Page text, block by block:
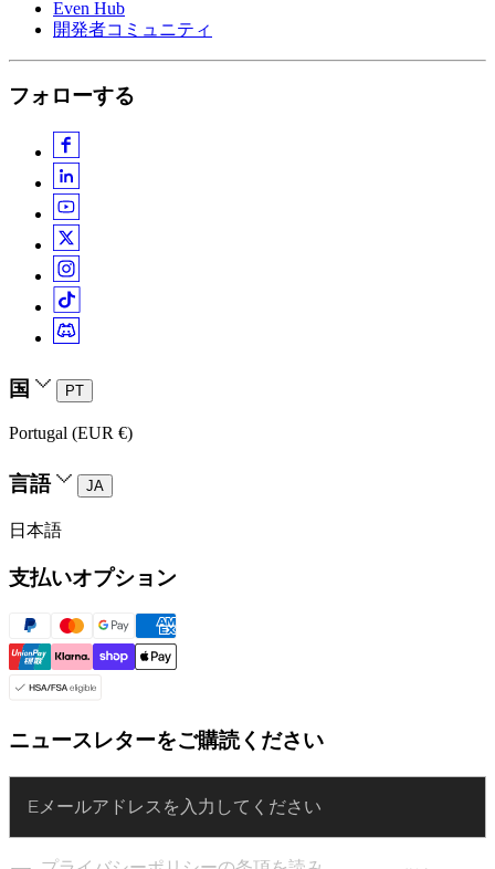
Even Hub
開発者コミュニティ
フォローする
国 PT
Portugal (EUR €)
言語 JA
日本語
支払いオプション
ニュースレターをご購読ください